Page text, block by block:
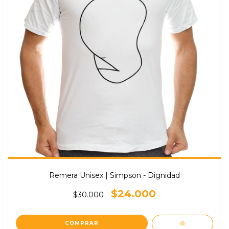
Remera Unisex | Simpson - Dignidad
$30.000 $24.000
COMPRAR